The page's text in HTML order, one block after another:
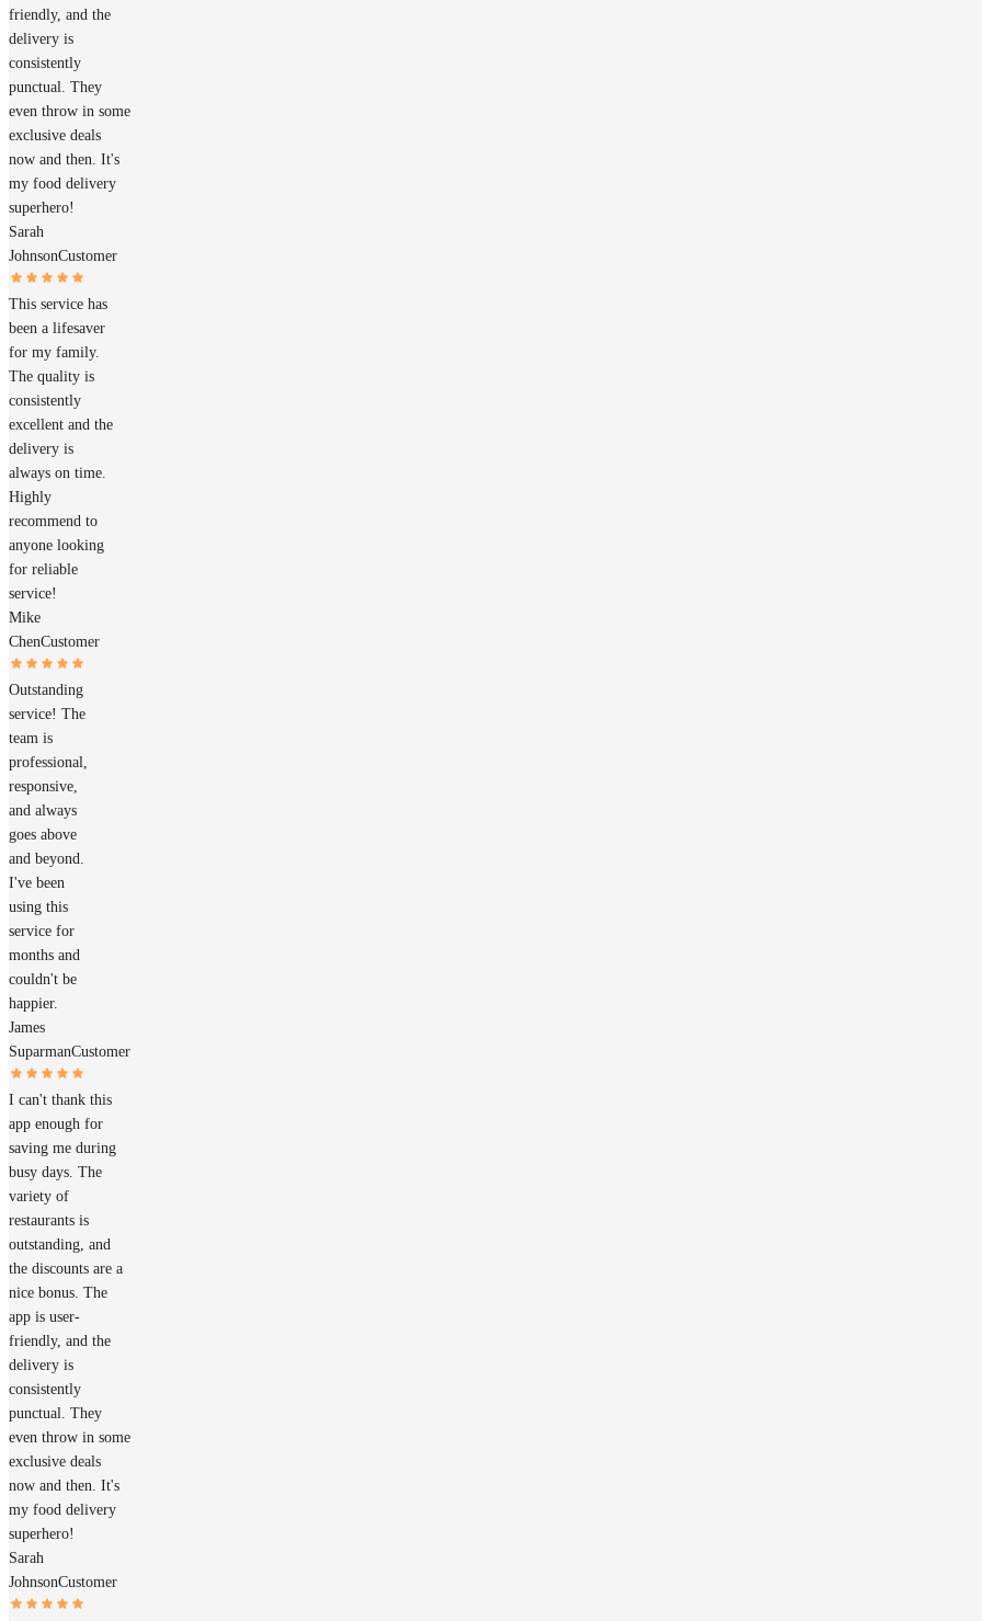
friendly, and the
delivery is
consistently
punctual. They
even throw in some
exclusive deals
now and then. It's
my food delivery
superhero!
Sarah
JohnsonCustomer
This service has
been a lifesaver
for my family.
The quality is
consistently
excellent and the
delivery is
always on time.
Highly
recommend to
anyone looking
for reliable
service!
Mike
ChenCustomer
Outstanding
service! The
team is
professional,
responsive,
and always
goes above
and beyond.
I've been
using this
service for
months and
couldn't be
happier.
James
SuparmanCustomer
I can't thank this
app enough for
saving me during
busy days. The
variety of
restaurants is
outstanding, and
the discounts are a
nice bonus. The
app is user-
friendly, and the
delivery is
consistently
punctual. They
even throw in some
exclusive deals
now and then. It's
my food delivery
superhero!
Sarah
JohnsonCustomer